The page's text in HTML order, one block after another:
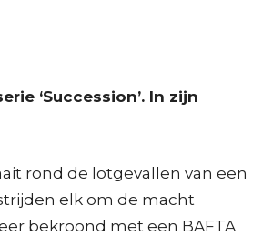
‘Succession’. In zijn
rond de lotgevallen van een
elk om de macht
bekroond met een BAFTA